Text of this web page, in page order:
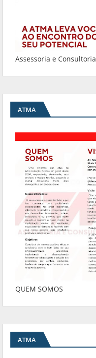
Assessoria e Consultoria
ATMA
QUEM SOMOS
ATMA